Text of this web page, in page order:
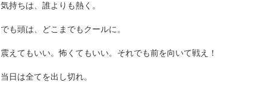
気持ちは、誰よりも熱く。
でも頭は、どこまでもクールに。
震えてもいい。怖くてもいい。それでも前を向いて戦え！
当日は全てを出し切れ。